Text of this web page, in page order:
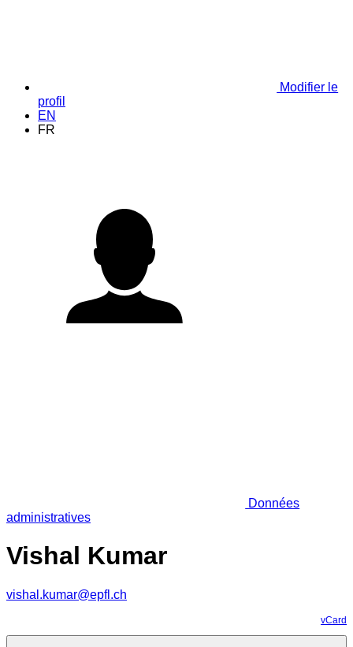
Modifier le
profil
EN
FR
Données
administratives
Vishal Kumar
vishal.kumar@epfl.ch
vCard